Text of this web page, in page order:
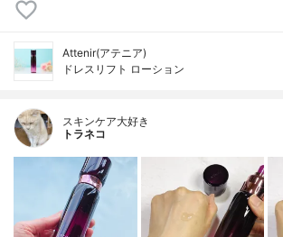
Attenir(アテニア)
ドレスリフト ローション
スキンケア大好き
トラネコ